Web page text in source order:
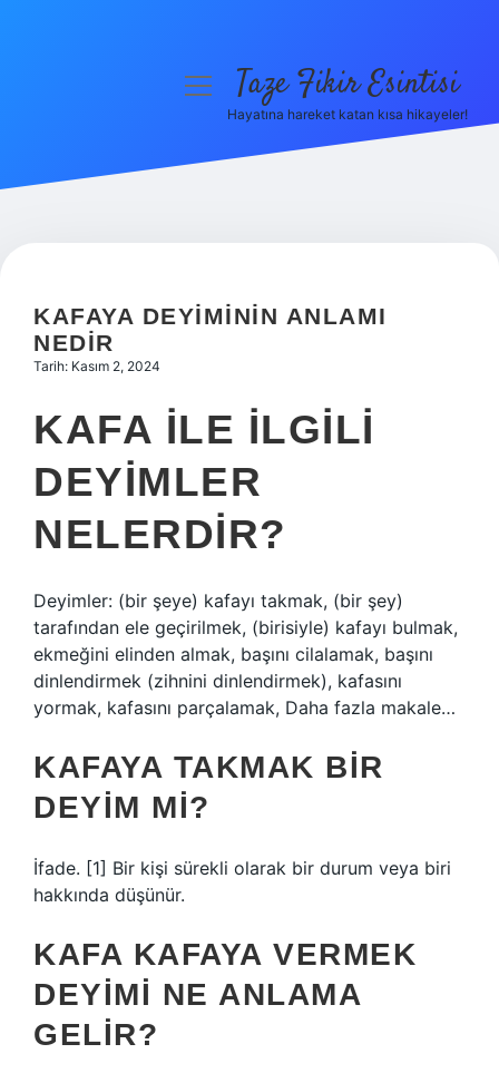
Hakkımızda
menüyüTaze Fikir Esintisi
Hayatına hareket katan kısa hikayeler!
KAFAYA DEYIMININ ANLAMI
NEDIR
Tarih: Kasım 2, 2024
KAFA ILE ILGILI
DEYIMLER
NELERDIR?
Deyimler: (bir şeye) kafayı takmak, (bir şey)
tarafından ele geçirilmek, (birisiyle) kafayı bulmak,
ekmeğini elinden almak, başını cilalamak, başını
dinlendirmek (zihnini dinlendirmek), kafasını
yormak, kafasını parçalamak, Daha fazla makale…
KAFAYA TAKMAK BIR
DEYIM MI?
İfade. [1] Bir kişi sürekli olarak bir durum veya biri
hakkında düşünür.
KAFA KAFAYA VERMEK
DEYIMI NE ANLAMA
GELIR?